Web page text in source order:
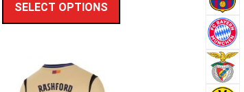
SELECT OPTIONS